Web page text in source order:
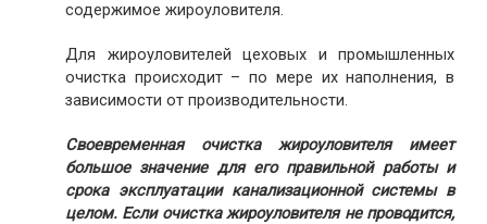
содержимое жироуловителя.
Для жироуловителей цеховых и промышленных
очистка происходит – по мере их наполнения, в
зависимости от производительности.
Своевременная очистка жироуловителя имеет
большое значение для его правильной работы и
срока эксплуатации канализационной системы в
целом. Если очистка жироуловителя не проводится,